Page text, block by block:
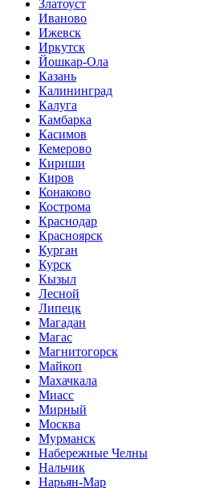
Златоуст
Иваново
Ижевск
Иркутск
Йошкар-Ола
Казань
Калининград
Калуга
Камбарка
Касимов
Кемерово
Кириши
Киров
Конаково
Кострома
Краснодар
Красноярск
Курган
Курск
Кызыл
Лесной
Липецк
Магадан
Магас
Магнитогорск
Майкоп
Махачкала
Миасс
Мирный
Москва
Мурманск
Набережные Челны
Нальчик
Нарьян-Мар